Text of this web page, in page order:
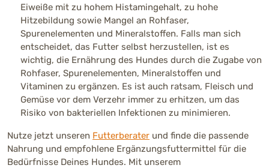
Eiweiße mit zu hohem Histamingehalt, zu hohe
Hitzebildung sowie Mangel an Rohfaser,
Spurenelementen und Mineralstoffen. Falls man sich
entscheidet, das Futter selbst herzustellen, ist es
wichtig, die Ernährung des Hundes durch die Zugabe von
Rohfaser, Spurenelementen, Mineralstoffen und
Vitaminen zu ergänzen. Es ist auch ratsam, Fleisch und
Gemüse vor dem Verzehr immer zu erhitzen, um das
Risiko von bakteriellen Infektionen zu minimieren.
Nutze jetzt unseren Futterberater und finde die passende
Nahrung und empfohlene Ergänzungsfuttermittel für die
Bedürfnisse Deines Hundes. Mit unserem